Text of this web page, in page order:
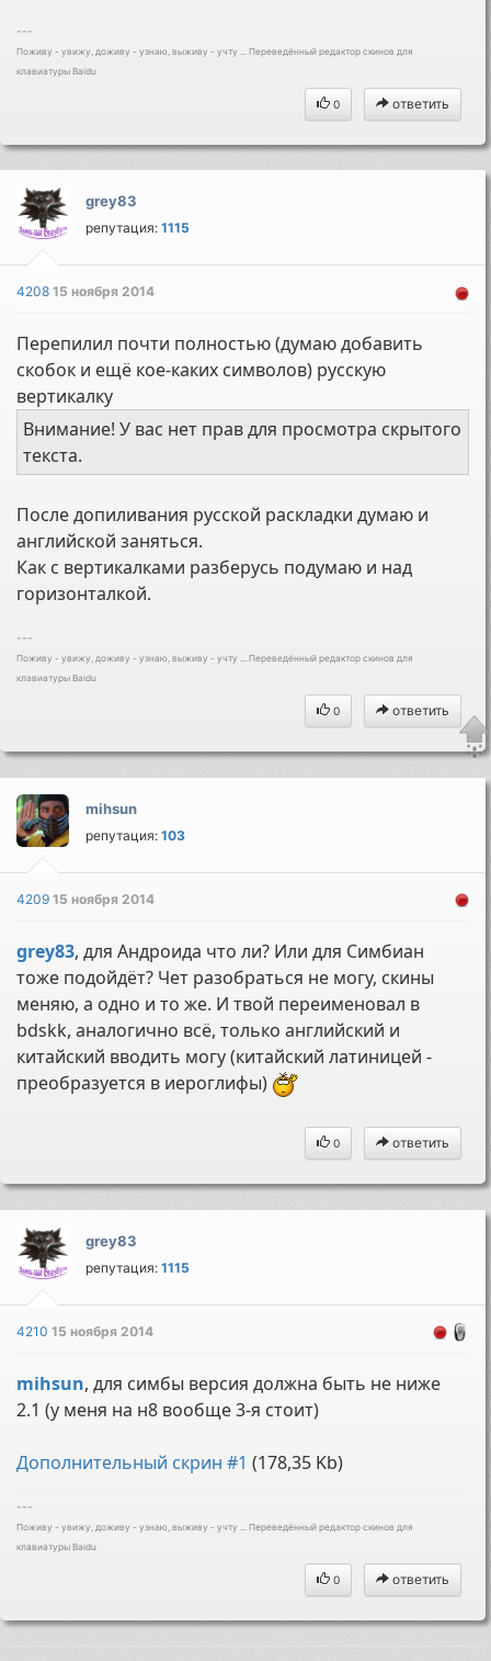
---
Поживу - увижу, доживу - узнаю, выживу - учту ... Переведённый редактор скинов для
клавиатуры Baidu
0 ответить
grey83
репутация:1115
420815 ноября 2014
Перепилил почти полностью (думаю добавить
скобок и ещё кое-каких символов) русскую
вертикалку
Внимание! У вас нет прав для просмотра скрытого
текста.
После допиливания русской раскладки думаю и
английской заняться.
Как с вертикалками разберусь подумаю и над
горизонталкой.
---
Поживу - увижу, доживу - узнаю, выживу - учту ... Переведённый редактор скинов для
клавиатуры Baidu
0 ответить
mihsun
репутация:103
420915 ноября 2014
grey83, для Андроида что ли? Или для Симбиан
тоже подойдёт? Чет разобраться не могу, скины
меняю, а одно и то же. И твой переименовал в
bdskk, аналогично всё, только английский и
китайский вводить могу (китайский латиницей -
преобразуется в иероглифы)
0 ответить
grey83
репутация:1115
421015 ноября 2014
mihsun, для симбы версия должна быть не ниже
2.1 (у меня на н8 вообще 3-я стоит)
Дополнительный скрин #1 (178,35 Kb)
---
Поживу - увижу, доживу - узнаю, выживу - учту ... Переведённый редактор скинов для
клавиатуры Baidu
0 ответить